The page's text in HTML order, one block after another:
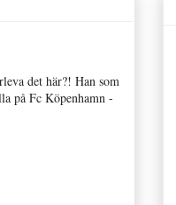
det här?! Han som
på Fc Köpenhamn -